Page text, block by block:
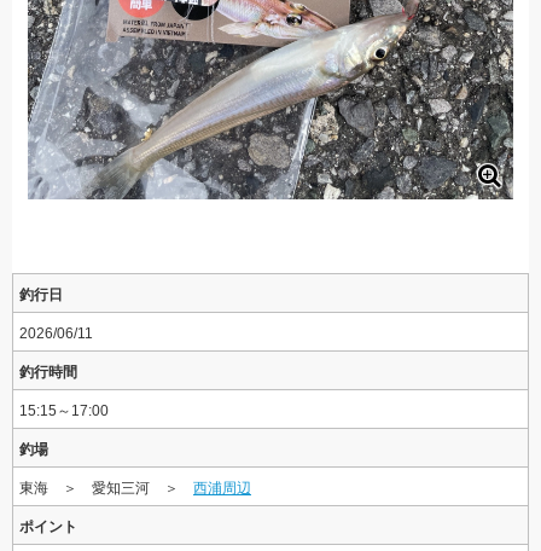
釣行日
2026/06/11
釣行時間
15:15～17:00
釣場
東海 ＞ 愛知三河 ＞ 西浦周辺
ポイント